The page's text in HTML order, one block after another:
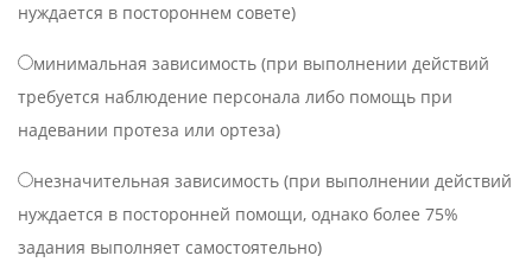
нуждается в постороннем совете)
минимальная зависимость (при выполнении действий
требуется наблюдение персонала либо помощь при
надевании протеза или ортеза)
незначительная зависимость (при выполнении действий
нуждается в посторонней помощи, однако более 75%
задания выполняет самостоятельно)